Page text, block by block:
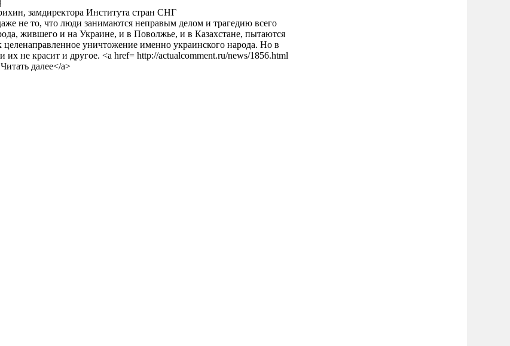
замдиректора Института стран СНГ
не то, что люди занимаются неправым делом и трагедию всего
жившего и на Украине, и в Поволжье, и в Казахстане, пытаются
целенаправленное уничтожение именно украинского народа. Но в
их не красит и другое. <a href= http://actualcomment.ru/news/1856.html
далее</a>